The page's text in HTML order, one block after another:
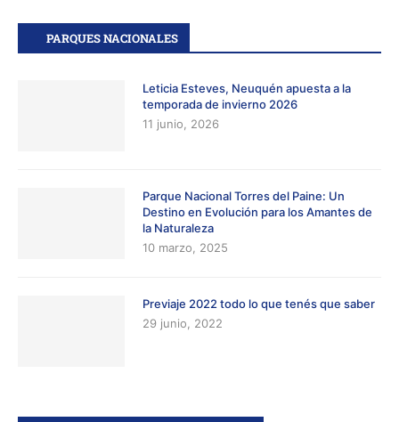
PARQUES NACIONALES
Leticia Esteves, Neuquén apuesta a la
temporada de invierno 2026
11 junio, 2026
Parque Nacional Torres del Paine: Un
Destino en Evolución para los Amantes de
la Naturaleza
10 marzo, 2025
Previaje 2022 todo lo que tenés que saber
29 junio, 2022